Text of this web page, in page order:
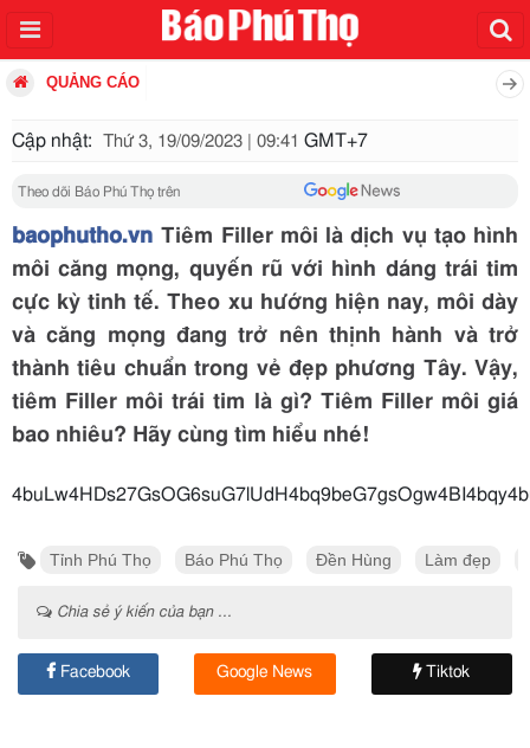
QUẢNG CÁO
Cập nhật: Thứ 3, 19/09/2023 | 09:41 GMT+7
Theo dõi Báo Phú Thọ trên
baophutho.vn Tiêm Filler môi là dịch vụ tạo hình
môi căng mọng, quyến rũ với hình dáng trái tim
cực kỳ tinh tế. Theo xu hướng hiện nay, môi dày
và căng mọng đang trở nên thịnh hành và trở
thành tiêu chuẩn trong vẻ đẹp phương Tây. Vậy,
tiêm Filler môi trái tim là gì? Tiêm Filler môi giá
bao nhiêu? Hãy cùng tìm hiểu nhé!
Tỉnh Phú Thọ Báo Phú Thọ Đền Hùng Làm đẹp
Chia sẻ ý kiến của bạn ...
Facebook Google News Tiktok